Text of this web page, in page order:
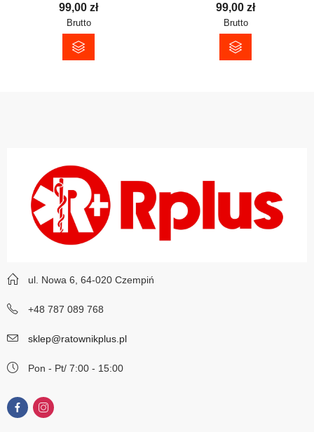
99,00 zł
Brutto
99,00 zł
Brutto
ul. Nowa 6, 64-020 Czempiń
+48 787 089 768
sklep@ratownikplus.pl
Pon - Pt/ 7:00 - 15:00